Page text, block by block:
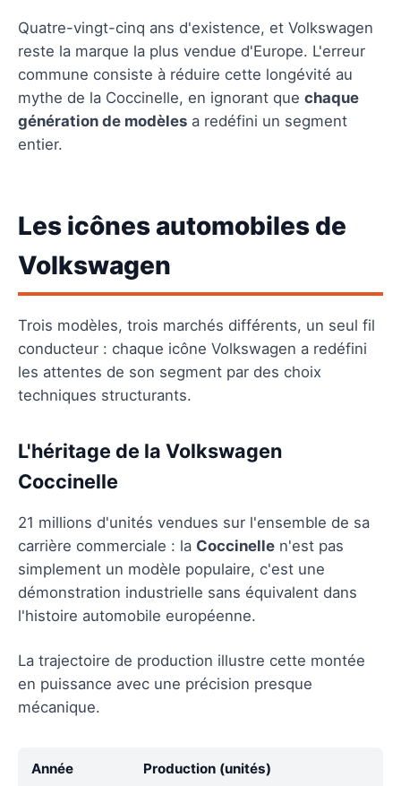
L'impact des modèles récents de Volkswagen
Questions fréquentes
Quatre-vingt-cinq ans d'existence, et Volkswagen
reste la marque la plus vendue d'Europe. L'erreur
commune consiste à réduire cette longévité au
mythe de la Coccinelle, en ignorant que chaque
génération de modèles a redéfini un segment
entier.
Les icônes automobiles de
Volkswagen
Trois modèles, trois marchés différents, un seul fil
conducteur : chaque icône Volkswagen a redéfini
les attentes de son segment par des choix
techniques structurants.
L'héritage de la Volkswagen
Coccinelle
21 millions d'unités vendues sur l'ensemble de sa
carrière commerciale : la Coccinelle n'est pas
simplement un modèle populaire, c'est une
démonstration industrielle sans équivalent dans
l'histoire automobile européenne.
La trajectoire de production illustre cette montée
en puissance avec une précision presque
mécanique.
Année Production (unités)